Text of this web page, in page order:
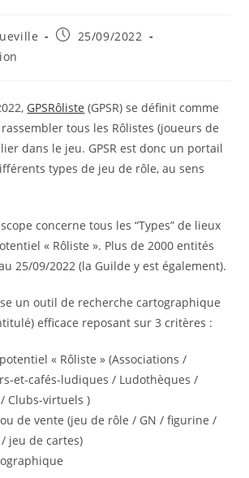
Publication
25/09/2022
GPSRôliste (GPSR) se définit comme
tous les Rôlistes (joueurs de
dans le jeu. GPSR est donc un portail
types de jeu de rôle, au sens
concerne tous les “Types” de lieux
« Rôliste ». Plus de 2000 entités
25/09/2022 (la Guilde y est également).
un outil de recherche cartographique
efficace reposant sur 3 critères :
« Rôliste » (Associations /
et-cafés-ludiques / Ludothèques /
Clubs-virtuels )
ou de vente (jeu de rôle / GN / figurine /
jeu de cartes)